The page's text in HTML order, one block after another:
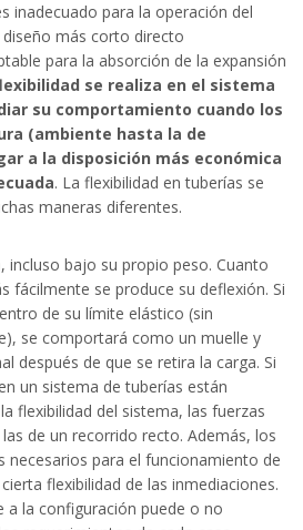
inadecuado para la operación del
más corto directo
para la absorción de la expansión
se realiza en el sistema
su comportamiento cuando los
(ambiente hasta la de
a la disposición más económica
. La flexibilidad en tuberías se
maneras diferentes.
incluso bajo su propio peso. Cuanto
fácilmente se produce su deflexión. Si
de su límite elástico (sin
se comportará como un muelle y
después de que se retira la carga. Si
un sistema de tuberías están
flexibilidad del sistema, las fuerzas
de un recorrido recto. Además, los
necesarios para el funcionamiento de
flexibilidad de las inmediaciones.
a la configuración puede o no